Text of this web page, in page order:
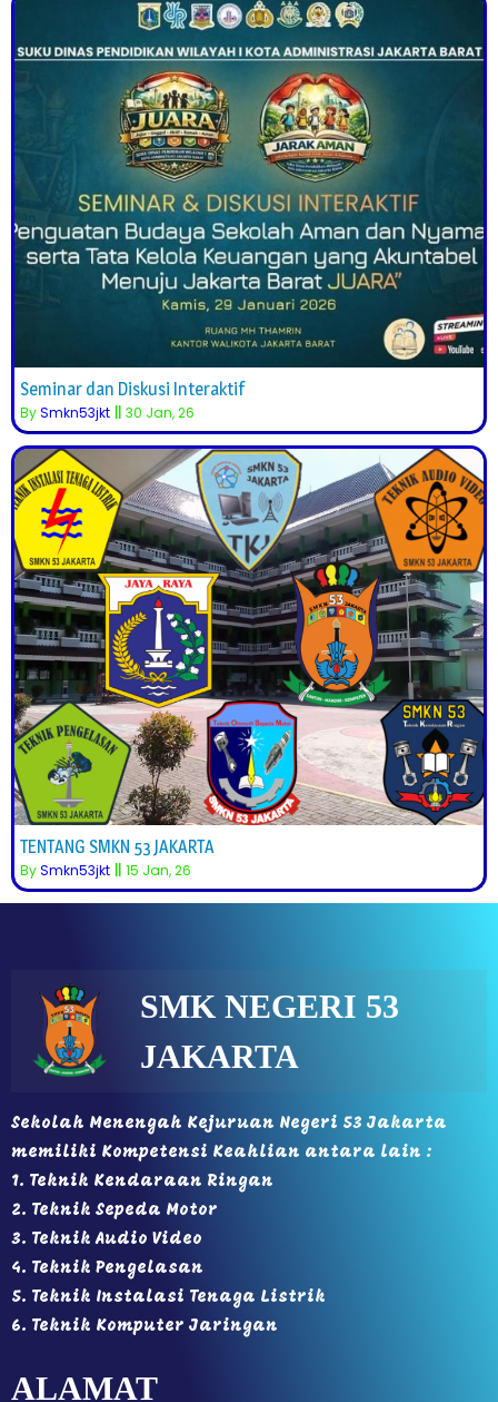
Seminar dan Diskusi Interaktif
BySmkn53jkt 30 Jan, 26
TENTANG SMKN 53 JAKARTA
BySmkn53jkt 15 Jan, 26
SMK NEGERI 53
JAKARTA
Sekolah Menengah Kejuruan Negeri 53 Jakarta
memiliki Kompetensi Keahlian antara lain :
1. Teknik Kendaraan Ringan
2. Teknik Sepeda Motor
3. Teknik Audio Video
4. Teknik Pengelasan
5. Teknik Instalasi Tenaga Listrik
6. Teknik Komputer Jaringan
ALAMAT